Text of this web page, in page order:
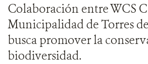
Colaboración entre WCS
Municipalidad de Torres
busca promover la
biodiversidad.